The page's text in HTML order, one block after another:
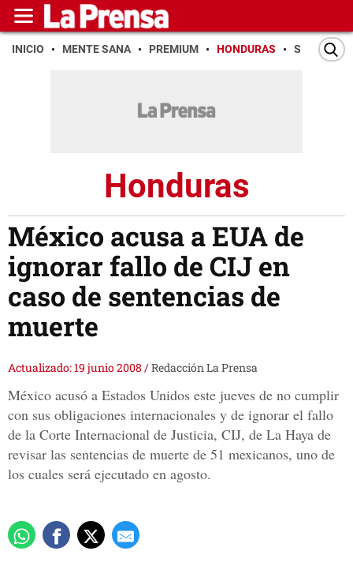
INICIO MENTE SANA PREMIUM HONDURAS SAN PEDRO
Honduras
México acusa a EUA de
ignorar fallo de CIJ en
caso de sentencias de
muerte
Actualizado: 19 junio 2008 /Redacción La Prensa
México acusó a Estados Unidos este jueves de no cumplir
con sus obligaciones internacionales y de ignorar el fallo
de la Corte Internacional de Justicia, CIJ, de La Haya de
revisar las sentencias de muerte de 51 mexicanos, uno de
los cuales será ejecutado en agosto.